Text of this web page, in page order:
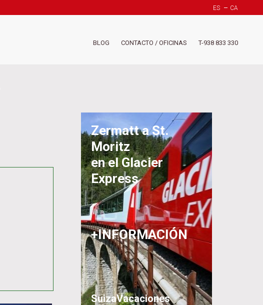
ES CA
Header
BLOG CONTACTO / OFICINAS T-938 833 330
Zermatt a St.
Moritz
en el Glacier
Express
+INFORMACIÓN
SuizaVacaciones